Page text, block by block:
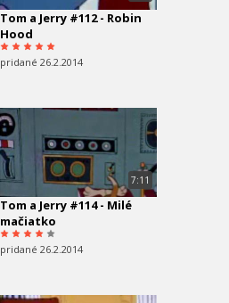
Tom a Jerry #112 - Robin
Hood
pridané 26.2.2014
7:11
Tom a Jerry #114 - Milé
mačiatko
pridané 26.2.2014